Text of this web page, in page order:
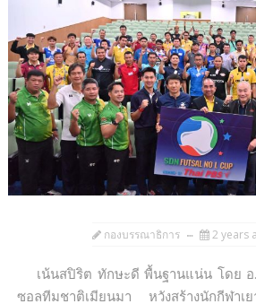
กองบรรณาธิการ 2 years
เน้นสปิริต ทักษะดี พื้นฐานแน่น โดย
ซอลทีมชาติเมียนมา หวังสร้างนักกีฬาเย